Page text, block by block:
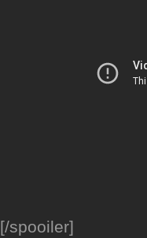
[/spooiler]